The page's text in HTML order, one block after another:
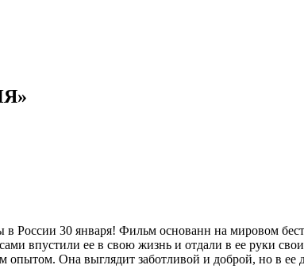
России 30 января! Фильм основанн на мировом
впустили ее в свою жизнь и отдали в ее руки
Она выглядит заботливой и доброй, но в ее